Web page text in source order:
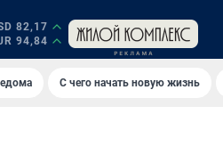
82,17
94,84
С чего начать новую жизнь